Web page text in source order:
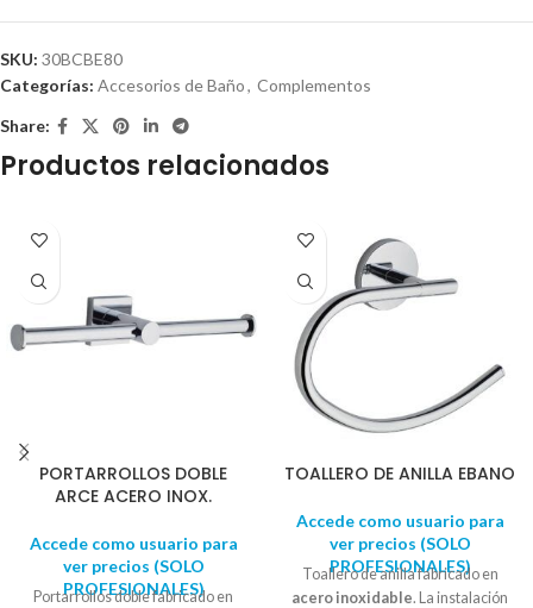
SKU: 30BCBE80
Categorías: Accesorios de Baño, Complementos
Share:
Productos relacionados
PORTARROLLOS DOBLE
ARCE ACERO INOX.
Accede como usuario para
ver precios (SOLO
PROFESIONALES)
Portarrollos doble fabricado en
TOALLERO DE ANILLA EBANO
Accede como usuario para
ver precios (SOLO
PROFESIONALES)
Toallero de anilla fabricado en
acero inoxidable. La instalación